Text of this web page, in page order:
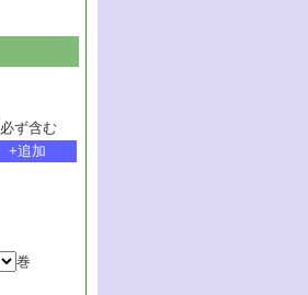
必ず含む
巻